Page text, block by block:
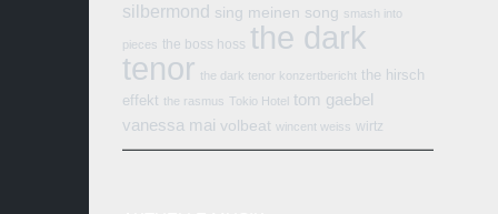
silbermond sing meinen song smash into
pieces the boss hoss the dark
tenor the dark tenor konzertbericht the hirsch
effekt the rasmus Tokio Hotel tom gaebel
vanessa mai volbeat wincent weiss wirtz